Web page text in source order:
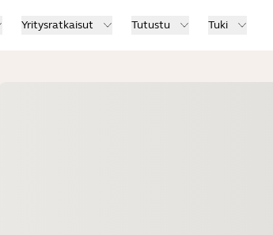
Yritysratkaisut Tutustu Tuki